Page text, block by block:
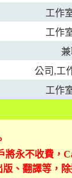
工作
工作
公司,工
工作
永不收費，
、翻譯等，